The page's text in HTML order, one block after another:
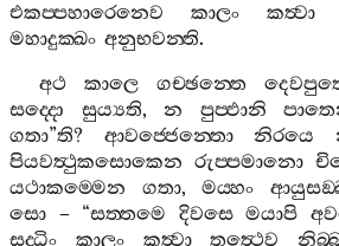
එකප‍්පහාරෙනෙව
කාලං කත්‍වා
මහාදුක‍්ඛං අනුභවන‍්ති.
අථ
කාලෙ ගච‍්ඡන‍්තෙ
සද‍්දො
සුය්‍යති,න පුප‍්ඵානි
ගතා”ති? ආවජ‍්ජෙන‍්තො නිරයෙ
පියවත්‍ථුකසොකෙන රුප‍්පමානො
යථාකම‍්මෙන
ගතා, මය‍්හං
සො – “සත‍්තමෙ දිවසෙ මයාපි
සද‍්ධිං
කාලං කත්‍වා තත්‍ථෙව